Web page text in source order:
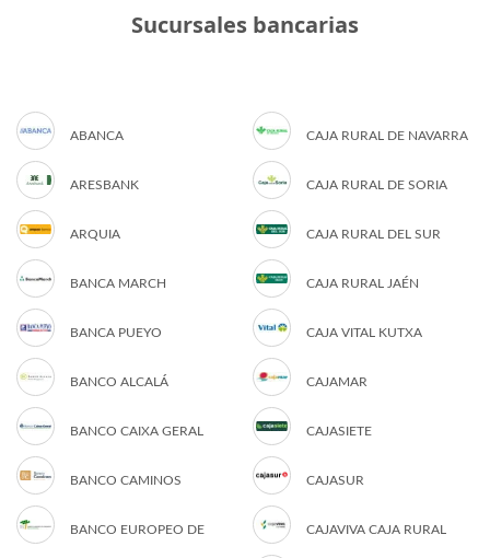
Sucursales bancarias
ABANCA
ARESBANK
ARQUIA
BANCA MARCH
BANCA PUEYO
BANCO ALCALÁ
BANCO CAIXA GERAL
BANCO CAMINOS
BANCO EUROPEO DE
CAJA RURAL DE NAVARRA
CAJA RURAL DE SORIA
CAJA RURAL DEL SUR
CAJA RURAL JAÉN
CAJA VITAL KUTXA
CAJAMAR
CAJASIETE
CAJASUR
CAJAVIVA CAJA RURAL